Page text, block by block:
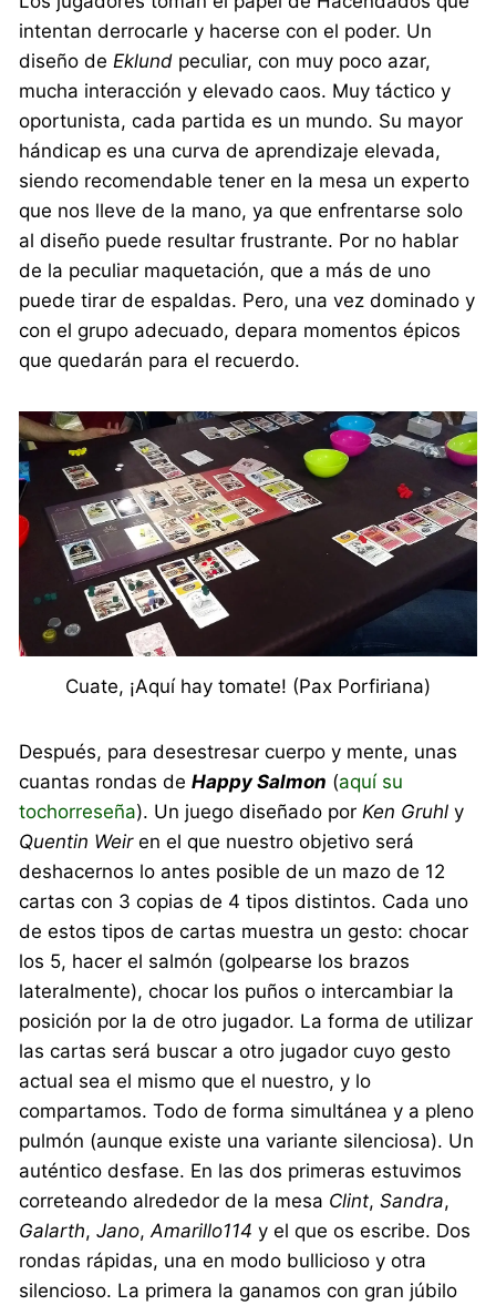
intentan derrocarle y hacerse con el poder. Un
diseño deEklund peculiar, con muy poco azar,
mucha interacción y elevado caos. Muy táctico y
oportunista, cada partida es un mundo. Su mayor
hándicap es una curva de aprendizaje elevada,
siendo recomendable tener en la mesa un experto
que nos lleve de la mano, ya que enfrentarse solo
al diseño puede resultar frustrante. Por no hablar
de la peculiar maquetación, que a más de uno
puede tirar de espaldas. Pero, una vez dominado y
con el grupo adecuado, depara momentos épicos
que quedarán para el recuerdo.
Cuate, ¡Aquí hay tomate! (Pax Porfiriana)
Después, para desestresar cuerpo y mente, unas
cuantas rondas deHappy Salmon (aquí su
tochorreseña). Un juego diseñado por Ken Gruhl y
Quentin Weiren el que nuestro objetivo será
deshacernos lo antes posible de un mazo de 12
cartas con 3 copias de 4 tipos distintos. Cada uno
de estos tipos de cartas muestra un gesto: chocar
los 5, hacer el salmón (golpearse los brazos
lateralmente), chocar los puños o intercambiar la
posición por la de otro jugador. La forma de utilizar
las cartas será buscar a otro jugador cuyo gesto
actual sea el mismo que el nuestro, y lo
compartamos. Todo de forma simultánea y a pleno
pulmón (aunque existe una variante silenciosa). Un
auténtico desfase. En las dos primeras estuvimos
correteando alrededor de la mesa Clint,Sandra,
Galarth,Jano,Amarillo114 y el que os escribe. Dos
rondas rápidas, una en modo bullicioso y otra
silencioso. La primera la ganamos con gran júbilo